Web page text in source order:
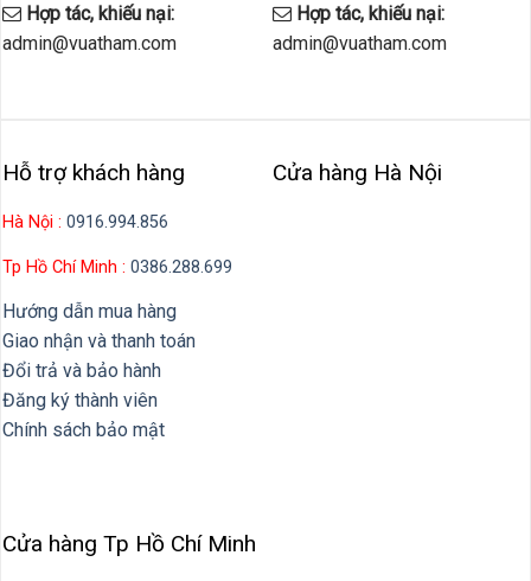
Hợp tác, khiếu nại:
admin@vuatham.com
Hợp tác, khiếu nại:
admin@vuatham.com
Hỗ trợ khách hàng
Hà Nội : 0916.994.856
Tp Hồ Chí Minh : 0386.288.699
Hướng dẫn mua hàng
Giao nhận và thanh toán
Đổi trả và bảo hành
Đăng ký thành viên
Chính sách bảo mật
Cửa hàng Hà Nội
Cửa hàng Tp Hồ Chí Minh